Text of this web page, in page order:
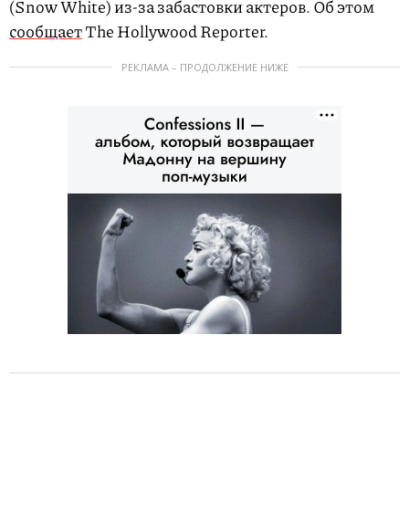
(Snow White) из-за забастовки актеров. Об этом
сообщаетThe Hollywood Reporter.
РЕКЛАМА – ПРОДОЛЖЕНИЕ НИЖЕ